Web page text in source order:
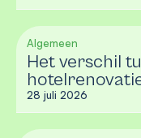
Algemeen
Het verschil
28 juli 2026